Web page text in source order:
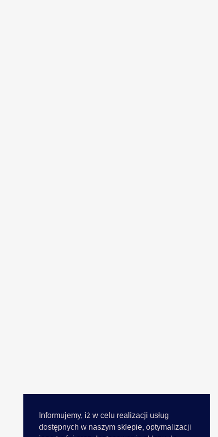
Informujemy, iż w celu realizacji usług
dostępnych w naszym sklepie, optymalizacji